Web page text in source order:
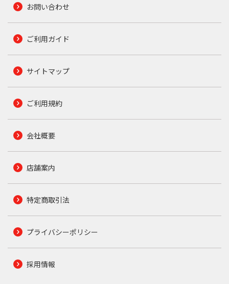
お問い合わせ
ご利用ガイド
サイトマップ
ご利用規約
会社概要
店舗案内
特定商取引法
プライバシーポリシー
採用情報